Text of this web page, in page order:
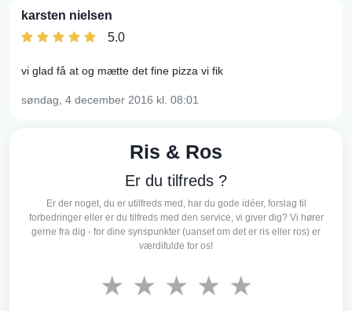
karsten nielsen
5.0
vi glad få at og mætte det fine pizza vi fik
søndag, 4 december 2016 kl. 08:01
Ris & Ros
Er du tilfreds ?
Er der noget, du er utilfreds med, har du gode idéer, forslag til
forbedringer eller er du tilfreds med den service, vi giver dig? Vi hører
gerne fra dig - for dine synspunkter (uanset om det er ris eller ros) er
værdifulde for os!
★
★
★
★
★